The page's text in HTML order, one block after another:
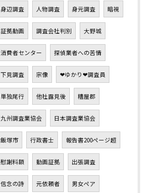
身辺調査 人物調査 身元調査 暗視
証拠動画 調査会社判別 大野城
消費者センター 探偵業者への苦情
下見調査 宗像 ❤ゆかり❤調査員
単独尾行 他社露見後 糟屋郡
九州調査業協会 日本調査業協会
飯塚市 行政書士 報告書200ページ超
慰謝料額 動画証拠 出張調査
信念の詩 元依頼者 男女ペア